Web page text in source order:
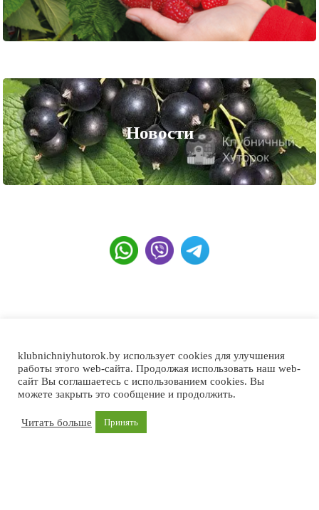
Новости
Каталог Прайс-лист Оплата и доставка
Copyright ©2026 Мини-питомник "Клубничный хуторок"
klubnichniyhutorok.by использует cookies для улучшения
работы этого web-сайта. Продолжая использовать наш web-
сайт Вы соглашаетесь с использованием cookies. Вы
можете закрыть это сообщение и продолжить.
Читать больше Принять